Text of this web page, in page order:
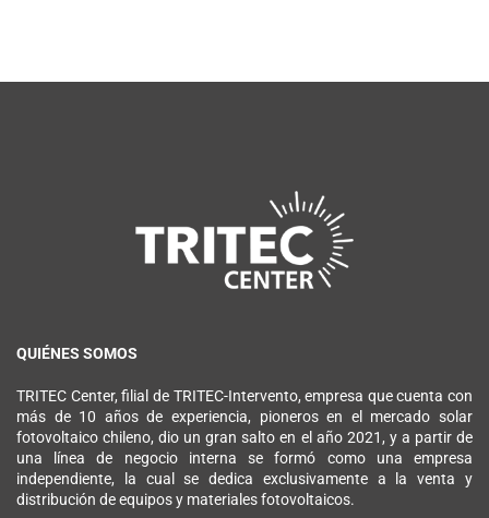
QUIÉNES SOMOS
TRITEC Center, filial de TRITEC-Intervento, empresa que cuenta con
más de 10 años de experiencia, pioneros en el mercado solar
fotovoltaico chileno, dio un gran salto en el año 2021, y a partir de
una línea de negocio interna se formó como una empresa
independiente, la cual se dedica exclusivamente a la venta y
distribución de equipos y materiales fotovoltaicos.